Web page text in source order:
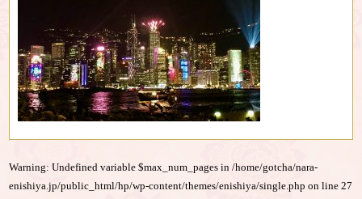
Warning: Undefined variable $max_num_pages in/home/gotcha/nara-
enishiya.jp/public_html/hp/wp-content/themes/enishiya/single.php on line27